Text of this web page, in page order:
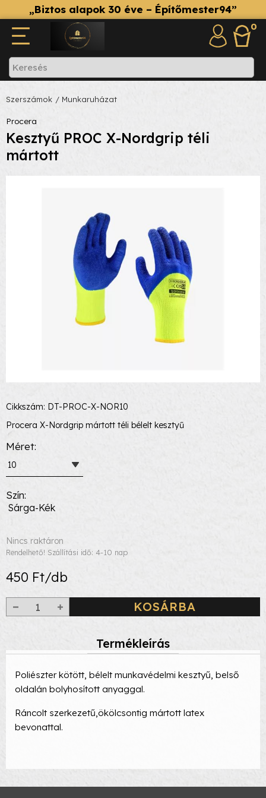
„Biztos alapok 30 éve – Építőmester94”
0
Szerszámok / Munkaruházat
Procera
Kesztyű PROC X-Nordgrip téli
mártott
Cikkszám: DT-PROC-X-NOR10
Procera X-Nordgrip mártott téli bélelt kesztyű
Méret
10
Szín
Sárga-Kék
Nincs raktáron
Rendelhető! Szállítási idő: 4-10 nap
450 Ft/db
KOSÁRBA
Termékleírás
Poliészter kötött, bélelt munkavédelmi kesztyű, belső
oldalán bolyhosított anyaggal.
Ráncolt szerkezetű,ökölcsontig mártott latex
bevonattal.